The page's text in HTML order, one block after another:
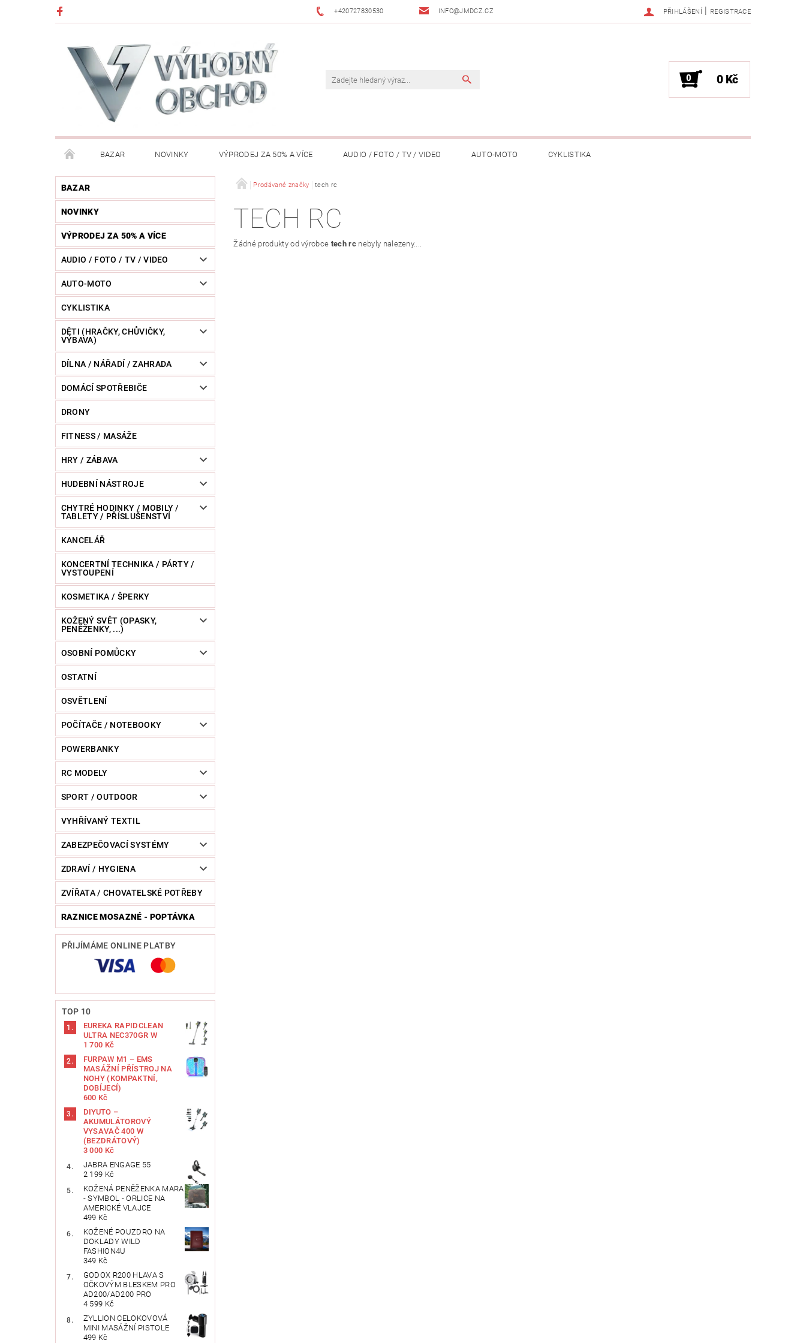
+420727830530 INFO@JMDCZ.CZ PŘIHLÁŠENÍ | REGISTRACE
0 0 Kč
BAZAR NOVINKY VÝPRODEJ ZA 50% A VÍCE AUDIO / FOTO / TV / VIDEO AUTO-MOTO CYKLISTIKA
DĚTI (HRAČKY, CHŮVIČKY, VÝBAVA) DÍLNA / NÁŘADÍ / ZAHRADA
HUDEBNÍ NÁSTROJE CHYTRÉ HODINKY / MOBILY / TABLETY / PŘÍSLUŠENSTVÍ
KOSMETIKA / ŠPERKY KOŽENÝ SVĚT (OPASKY, PENĚŽENKY, ...) OSOBNÍ POMŮCKY
POWERBANKY
ZVÍŘATA / CHOVATELSKÉ POTŘEBY
BAZAR
NOVINKY
VÝPRODEJ ZA 50% A VÍCE
AUDIO / FOTO / TV / VIDEO
AUTO-MOTO
CYKLISTIKA
DĚTI (HRAČKY, CHŮVIČKY,
VÝBAVA)
DÍLNA / NÁŘADÍ / ZAHRADA
DOMÁCÍ SPOTŘEBIČE
DRONY
FITNESS / MASÁŽE
HRY / ZÁBAVA
HUDEBNÍ NÁSTROJE
CHYTRÉ HODINKY / MOBILY /
TABLETY / PŘÍSLUŠENSTVÍ
KANCELÁŘ
KONCERTNÍ TECHNIKA / PÁRTY /
VYSTOUPENÍ
KOSMETIKA / ŠPERKY
KOŽENÝ SVĚT (OPASKY,
PENĚŽENKY, ...)
OSOBNÍ POMŮCKY
OSTATNÍ
OSVĚTLENÍ
POČÍTAČE / NOTEBOOKY
POWERBANKY
RC MODELY
SPORT / OUTDOOR
VYHŘÍVANÝ TEXTIL
ZABEZPEČOVACÍ SYSTÉMY
ZDRAVÍ / HYGIENA
ZVÍŘATA / CHOVATELSKÉ POTŘEBY
RAZNICE MOSAZNÉ - POPTÁVKA
PŘIJÍMÁME ONLINE PLATBY
TOP 10
EUREKA RAPIDCLEAN
ULTRA NEC370GR W
1 700 Kč
FURPAW M1 – EMS
MASÁŽNÍ PŘÍSTROJ NA
NOHY (KOMPAKTNÍ,
DOBÍJECÍ)
600 Kč
DIYUTO –
AKUMULÁTOROVÝ
VYSAVAČ 400 W
(BEZDRÁTOVÝ)
3 000 Kč
JABRA ENGAGE 55
2 199 Kč
KOŽENÁ PENĚŽENKA MARA
- SYMBOL - ORLICE NA
AMERICKÉ VLAJCE
499 Kč
KOŽENÉ POUZDRO NA
DOKLADY WILD
FASHION4U
349 Kč
GODOX R200 HLAVA S
OČKOVÝM BLESKEM PRO
AD200/AD200 PRO
4 599 Kč
ZYLLION CELOKOVOVÁ
MINI MASÁŽNÍ PISTOLE
499 Kč
Prodávané značky tech rc
TECH RC
Žádné produkty od výrobce tech rcnebyly nalezeny....